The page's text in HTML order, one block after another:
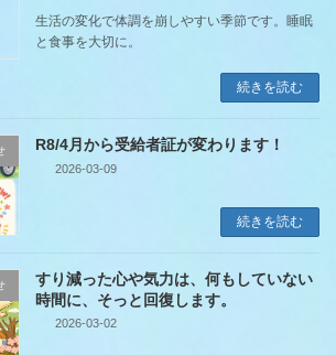
生活の変化で体調を崩しやすい季節です。睡眠
と食事を大切に。
続きを読む
R8/4月から受給者証が変わります！
2026-03-09
続きを読む
すり減った心や気力は、何もしていない
時間に、そっと回復します。
2026-03-02